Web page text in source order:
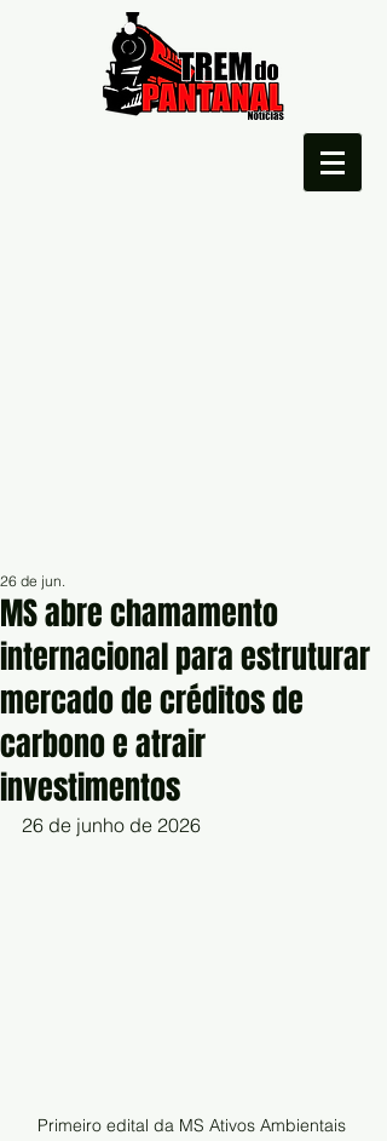
MS abre chamamento
internacional para estruturar
mercado de créditos de
carbono e atrair
investimentos
26 de jun.
26 de junho de 2026
Primeiro edital da MS Ativos Ambientais